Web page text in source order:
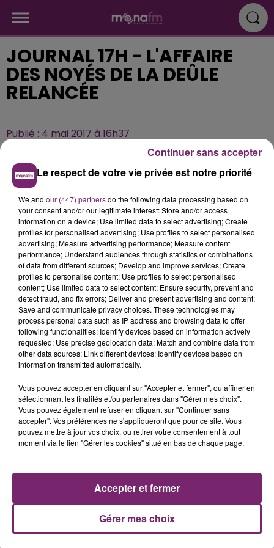
JOURNAL 17H - L'AFFAIRE
DES NOYÉS DE LA DEÛLE
RELANCÉE
Publié : 4 mai 2017 à 16h37
ACTUS RADIO
PODCASTS
Plan du site
Mentions légales
Le respect de votre vie privée est notre priorité
We and our (447) partnersdo the following data processing based on
your consent and/or our legitimate interest: Store and/or access
information on a device; Use limited data to select advertising; Create
profiles for personalised advertising; Use profiles to select personalised
advertising; Measure advertising performance; Measure content
performance; Understand audiences through statistics or combinations
of data from different sources; Develop and improve services; Create
profiles to personalise content; Use profiles to select personalised
content; Use limited data to select content; Ensure security, prevent and
detect fraud, and fix errors; Deliver and present advertising and content;
Save and communicate privacy choices. These technologies may
process personal data such as IP address and browsing data to offer
following functionalities: Identify devices based on information actively
requested; Use precise geolocation data; Match and combine data from
other data sources; Link different devices; Identify devices based on
information transmitted automatically.
Vous pouvez accepter en cliquant sur "Accepter et fermer", ou affiner en
sélectionnant les finalités et/ou partenaires dans "Gérer mes choix".
Vous pouvez également refuser en cliquant sur "Continuer sans
accepter". Vos préférences ne s'appliqueront que pour ce site. Vous
pouvez mettre à jour vos choix, ou retirer votre consentement à tout
moment via le lien "Gérer les cookies" situé en bas de chaque page.
Gérer mes choix
Accepter et fermer
Continuer sans accepter